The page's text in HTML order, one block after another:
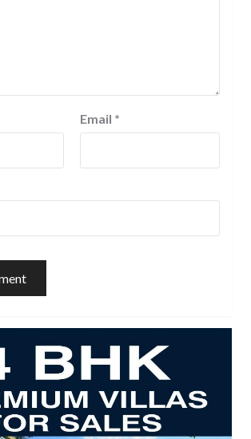
Email *